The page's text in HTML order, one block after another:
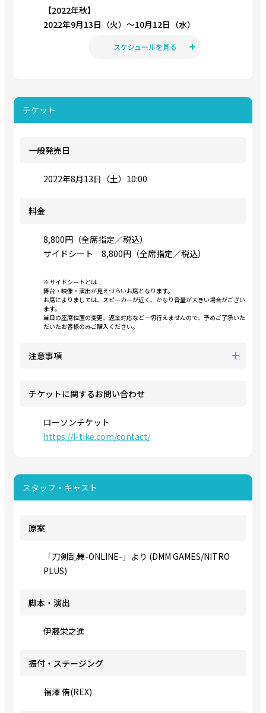
【2022年秋】
2022年9月13日（火）〜10月12日（水）
スケジュールを見る
チケット
一般発売日
2022年8月13日（土）10:00
料金
8,800円（全席指定／税込）
サイドシート 8,800円（全席指定／税込）
※サイドシートとは
舞台・映像・演出が見えづらいお席となります。
お席によりましては、スピーカーが近く、かなり音量が大きい場合がござい
ます。
当日の座席位置の変更、返金対応など一切行えませんので、予めご了承いた
だいたお客様のみご購入ください。
注意事項
チケットに関するお問い合わせ
ローソンチケット
https://l-tike.com/contact/
スタッフ・キャスト
原案
「刀剣乱舞-ONLINE-」より (DMM GAMES/NITRO
PLUS)
脚本・演出
伊藤栄之進
振付・ステージング
福澤 侑(REX)